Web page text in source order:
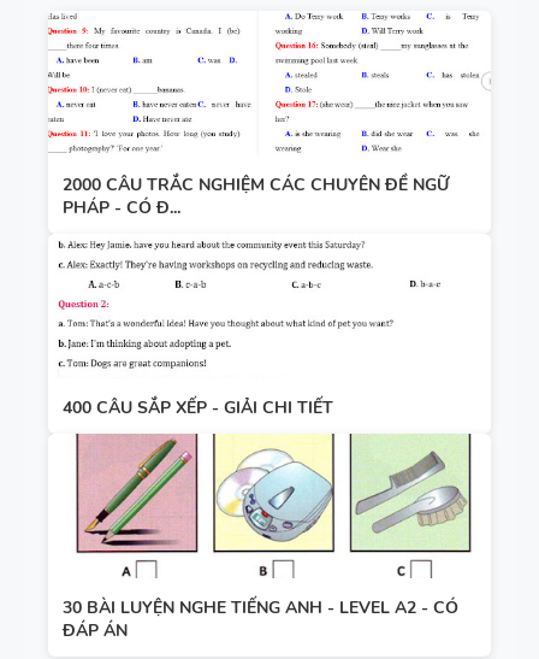
2000 CÂU TRẮC NGHIỆM CÁC CHUYÊN ĐỀ NGỮ
PHÁP - CÓ Đ...
400 CÂU SẮP XẾP - GIẢI CHI TIẾT
30 BÀI LUYỆN NGHE TIẾNG ANH - LEVEL A2 - CÓ
ĐÁP ÁN